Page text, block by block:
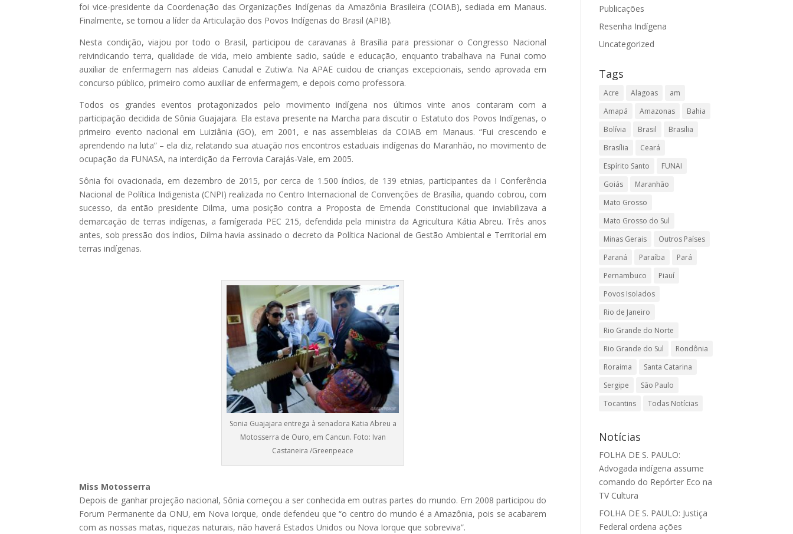
foi vice-presidente da Coordenação das Organizações Indígenas da Amazônia Brasileira (COIAB), sediada em Manaus.
Finalmente, se tornou a líder da Articulação dos Povos Indígenas do Brasil (APIB).
Nesta condição, viajou por todo o Brasil, participou de caravanas à Brasília para pressionar o Congresso Nacional
reivindicando terra, qualidade de vida, meio ambiente sadio, saúde e educação, enquanto trabalhava na Funai como
auxiliar de enfermagem nas aldeias Canudal e Zutiw’a. Na APAE cuidou de crianças excepcionais, sendo aprovada em
concurso público, primeiro como auxiliar de enfermagem, e depois como professora.
Todos os grandes eventos protagonizados pelo movimento indígena nos últimos vinte anos contaram com a
participação decidida de Sônia Guajajara. Ela estava presente na Marcha para discutir o Estatuto dos Povos Indígenas, o
primeiro evento nacional em Luiziânia (GO), em 2001, e nas assembleias da COIAB em Manaus. “Fui crescendo e
aprendendo na luta” – ela diz, relatando sua atuação nos encontros estaduais indígenas do Maranhão, no movimento de
ocupação da FUNASA, na interdição da Ferrovia Carajás-Vale, em 2005.
Sônia foi ovacionada, em dezembro de 2015, por cerca de 1.500 índios, de 139 etnias, participantes da I Conferência
Nacional de Política Indigenista (CNPI) realizada no Centro Internacional de Convenções de Brasília, quando cobrou, com
sucesso, da então presidente Dilma, uma posição contra a Proposta de Emenda Constitucional que inviabilizava a
demarcação de terras indígenas, a famígerada PEC 215, defendida pela ministra da Agricultura Kátia Abreu. Três anos
antes, sob pressão dos índios, Dilma havia assinado o decreto da Política Nacional de Gestão Ambiental e Territorial em
terras indígenas.
Sonia Guajajara entrega à senadora Katia Abreu a
Motosserra de Ouro, em Cancun. Foto: Ivan
Castaneira /Greenpeace
Miss Motosserra
Depois de ganhar projeção nacional, Sônia começou a ser conhecida em outras partes do mundo. Em 2008 participou do
Forum Permanente da ONU, em Nova Iorque, onde defendeu que “o centro do mundo é a Amazônia, pois se acabarem
com as nossas matas, riquezas naturais, não haverá Estados Unidos ou Nova Iorque que sobreviva”.
Publicações
Resenha Indígena
Uncategorized
Tags
Acre Alagoas
am
Amapá
Amazonas
Bahia
Bolívia
Brasil
Brasilia
Brasília
Ceará
Espírito Santo
FUNAI
Goiás
Maranhão
Mato Grosso
Mato Grosso do Sul
Minas Gerais
Outros Países
Paraná
Paraíba
Pará
Pernambuco
Piauí
Povos Isolados
Rio de Janeiro
Rio Grande do Norte
Rio Grande do Sul
Rondônia
Roraima
Santa Catarina
Sergipe
São Paulo
Tocantins
Todas Notícias
Notícias
FOLHA DE S. PAULO:
Advogada indígena assume
comando do Repórter Eco na
TV Cultura
FOLHA DE S. PAULO: Justiça
Federal ordena ações